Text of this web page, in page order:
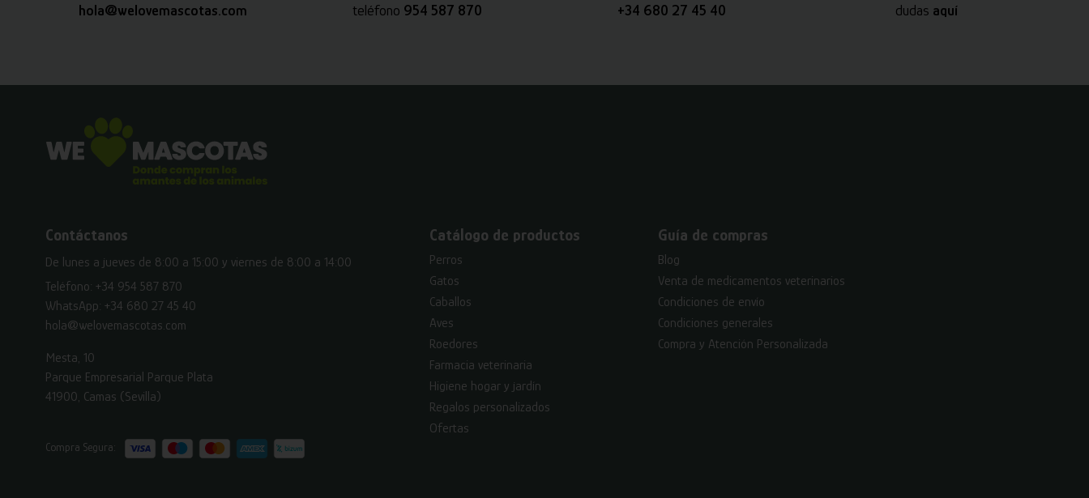
hola@welovemascotas.com
teléfono 954 587 870
+34 680 27 45 40
dudas aquí
Contáctanos
De lunes a jueves de 8:00 a 15:00 y viernes de 8:00 a 14:00
Teléfono: +34 954 587 870
WhatsApp: +34 680 27 45 40
hola@welovemascotas.com
Mesta, 10
Parque Empresarial Parque Plata
41900, Camas (Sevilla)
Compra Segura:
Catálogo de productos
Perros
Gatos
Caballos
Aves
Roedores
Farmacia veterinaria
Higiene hogar y jardín
Regalos personalizados
Ofertas
Guía de compras
Blog
Venta de medicamentos veterinarios
Condiciones de envío
Condiciones generales
Compra y Atención Personalizada